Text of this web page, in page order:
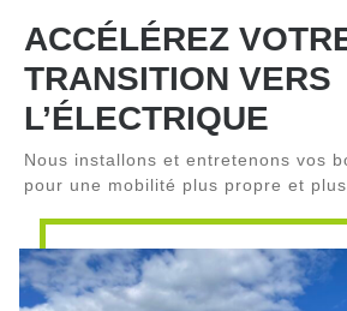
ACCÉLÉREZ
TRANSITION VERS
L’ÉLECTRIQUE
Nous installons et entretenons vos
pour une mobilité plus propre et plus